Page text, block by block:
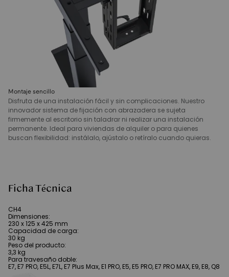
Montaje sencillo
Disfruta de una instalación fácil y sin complicaciones. Nuestro
innovador sistema de fijación con abrazadera se sujeta
firmemente al escritorio sin taladrar ni realizar una instalación
permanente. Ideal para viviendas de alquiler o para quienes
buscan flexibilidad: instálalo, ajústalo o retíralo cuando quieras.
Ficha Técnica
CH4
Dimensiones:
230 x 125 x 425 mm
Capacidad de carga:
30 kg
Peso del producto:
3,3 kg
Para travesaño doble:
E7, E7 PRO, E5L, E7L, E7 Plus Max, E1 PRO, E5, E5 PRO, E7 PRO MAX, E9, E8, Q8